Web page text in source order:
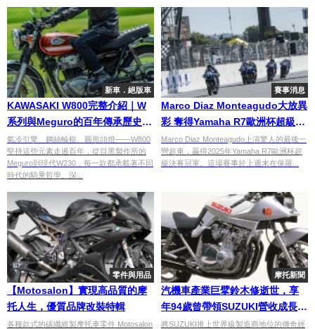
新車．絕版車
KAWASAKI W800完整介紹｜W
系列與Meguro的百年傳承歷史、
各車款特色與選購指南 | Webike
Moto Guide
氣冷引擎、鋼絲輪框、圓形頭燈——W800
堅持這些元素走過百年，從目黑製作所的
Meguro到現代W230，每一款都承載著不同
時代的騎乘哲學。深...
賽事消息
Marco Diaz Monteagudo大放異
彩 奪得Yamaha R7歐洲杯超級決
賽冠軍
Marco Diaz Monteagudo上演驚人的最後一
彎超車，贏得2025年Yamaha R7歐洲杯超
級決賽冠軍。這場賽事於上週末在保羅...
零件與用品
【Motosalon】實現高品質的摩
托人生，優質品牌改裝特輯
各種款式的碳纖維製摩托車零件 Motosalon
摩托新聞
汽機車產業巨擘鈴木修逝世，享
年94歲曾帶領SUZUKI營收成長十
倍
將SUZUKI推上世界級製造商地位的傳奇經